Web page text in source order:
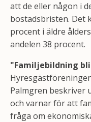
att de eller någon i
bostadsbristen. Det
procent i äldre
andelen 38 procent.
"Familjebildning
Palmgren beskriver
och varnar för att
fråga om